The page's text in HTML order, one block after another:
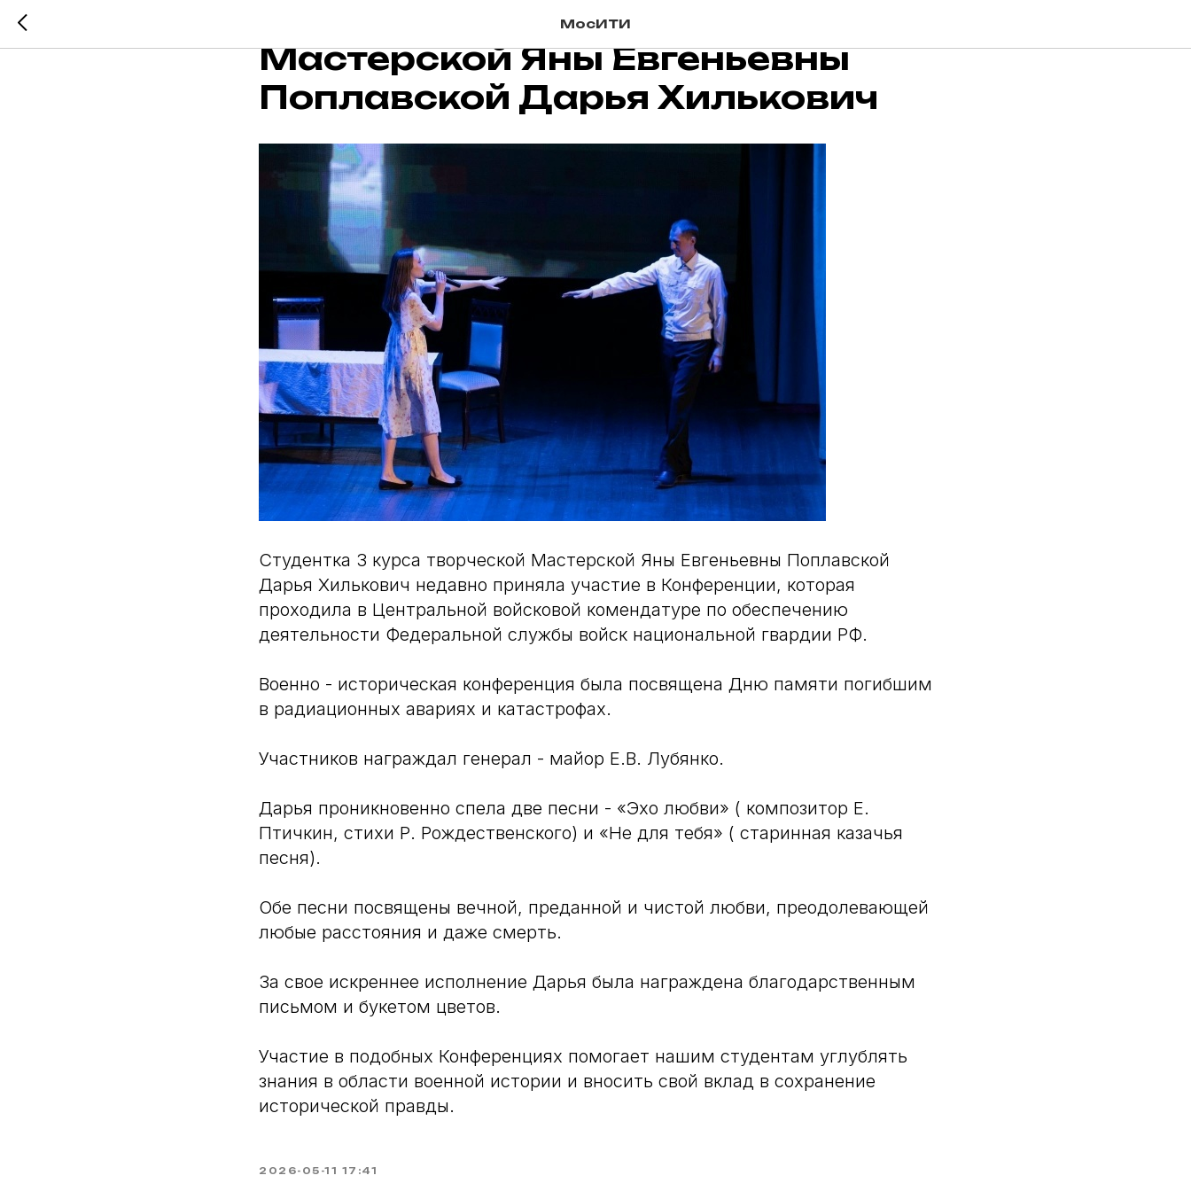
МосИТИ
Студентка 3 курса творческой
Мастерской Яны Евгеньевны
Поплавской Дарья Хилькович
Студентка 3 курса творческой Мастерской Яны Евгеньевны Поплавской
Дарья Хилькович недавно приняла участие в Конференции, которая
проходила в Центральной войсковой комендатуре по обеспечению
деятельности Федеральной службы войск национальной гвардии РФ.
Военно - историческая конференция была посвящена Дню памяти погибшим
в радиационных авариях и катастрофах.
Участников награждал генерал - майор Е.В. Лубянко.
Дарья проникновенно спела две песни - «Эхо любви» ( композитор Е.
Птичкин, стихи Р. Рождественского) и «Не для тебя» ( старинная казачья
песня).
Обе песни посвящены вечной, преданной и чистой любви, преодолевающей
любые расстояния и даже смерть.
За свое искреннее исполнение Дарья была награждена благодарственным
письмом и букетом цветов.
Участие в подобных Конференциях помогает нашим студентам углублять
знания в области военной истории и вносить свой вклад в сохранение
исторической правды.
2026-05-11 17:41